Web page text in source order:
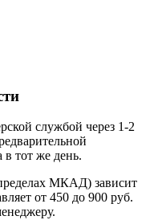
службой через 1-2
в тот же день.
МКАД) зависит
от 450 до 900 руб.